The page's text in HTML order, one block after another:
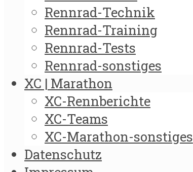
Rennrad-Technik
Rennrad-Training
Rennrad-Tests
Rennrad-sonstiges
XC | Marathon
XC-Rennberichte
XC-Teams
XC-Marathon-sonstiges
Datenschutz